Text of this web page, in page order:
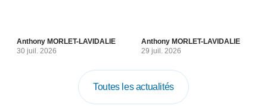
Anthony MORLET-LAVIDALIE
30 juil. 2026
Anthony MORLET-LAVIDALIE
29 juil. 2026
Toutes les actualités